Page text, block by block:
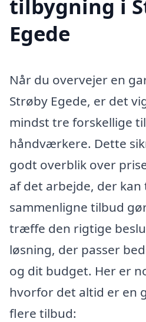
tilbygning i
Egede
Når du overvejer en
Strøby Egede, er det
mindst tre forskellige
håndværkere. Dette
godt overblik over
af det arbejde, der kan
sammenligne tilbud
træffe den rigtige
løsning, der passer
og dit budget. Her er
hvorfor det altid er en
flere tilbud: